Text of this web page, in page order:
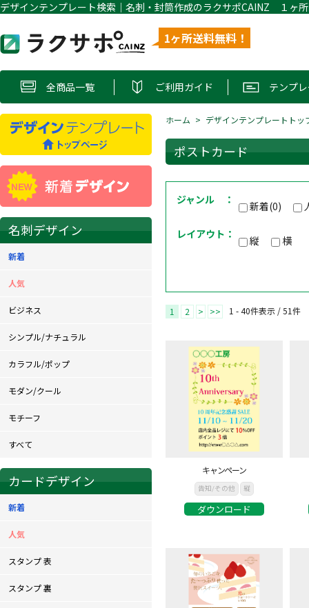
1ヶ所送料無料！
全商品一覧 ご利用ガイド テンプ
ホーム デザインテンプレートトッ
ポストカード
ジャンル ： 新着(0)
レイアウト：
縦 横
1 2 > >> 1 - 40件表示 /51件
キャンペーン
告知/その他 縦
ダウンロード
名刺デザイン
新着
人気
ビジネス
シンプル/ナチュラル
カラフル/ポップ
モダン/クール
モチーフ
すべて
カードデザイン
新着
人気
スタンプ 表
スタンプ 裏